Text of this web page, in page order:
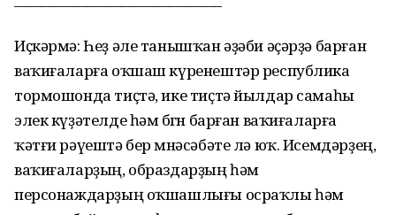
Иҫкәрмә: Һеҙ әле танышҡан әҙәби әҫәрҙә барған
ваҡиғаларға оҡшаш күренештәр республика
тормошонда тиҫтә, ике тиҫтә йылдар самаһы
элек күҙәтелде һәм бөгөн барған ваҡиғаларға
ҡәтғи рәүештә бер мөнәсәбәте лә юҡ. Исемдәрҙең,
ваҡиғаларҙың, образдарҙың һәм
персонаждарҙың оҡшашлығы осраҡлы һәм